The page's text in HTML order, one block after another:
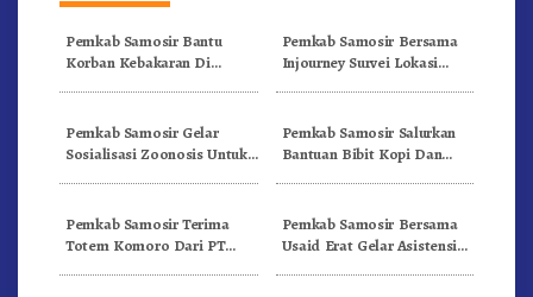
Pemkab Samosir Bantu
Korban Kebakaran Di
Pemkab Samosir Bersama
Injourney Survei Lokasi
Pemkab Samosir Gelar
Sosialisasi Zoonosis Untuk
Pemkab Samosir Salurkan
Bantuan Bibit Kopi Dan
Pemkab Samosir Terima
Totem Komoro Dari PT
Pemkab Samosir Bersama
Usaid Erat Gelar Asistensi